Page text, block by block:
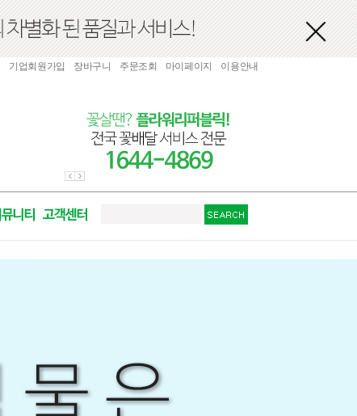
기업회원가입 장바구니 주문조회 마이페이지 이용안내